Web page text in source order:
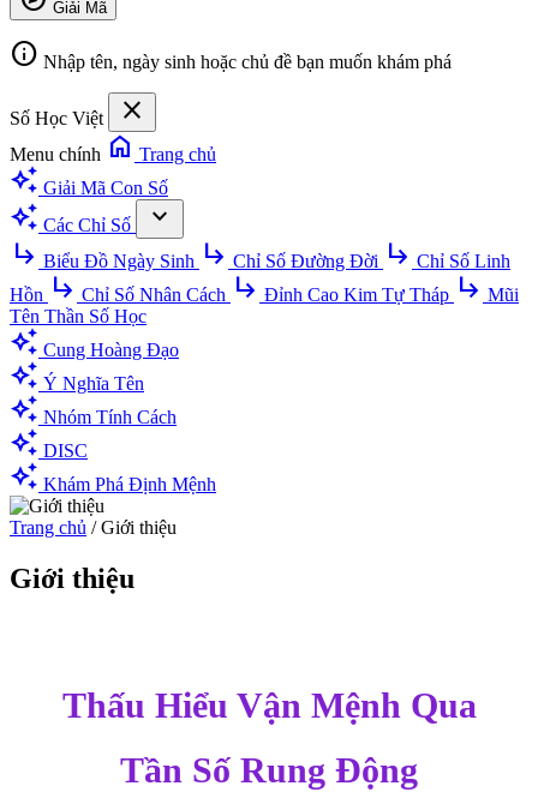
Giải Mã
info Nhập tên, ngày sinh hoặc chủ đề bạn muốn khám phá
Số Học Việt close
Menu chính home Trang chủ
auto_awesome Giải Mã Con Số
auto_awesome Các Chỉ Số
expand_more
subdirectory_arrow_right Biểu Đồ Ngày Sinh subdirectory_arrow_right Chỉ Số Đường Đời subdirectory_arrow_right Chỉ Số Linh
Hồn subdirectory_arrow_right Chỉ Số Nhân Cách subdirectory_arrow_right Đỉnh Cao Kim Tự Tháp subdirectory_arrow_right Mũi
Tên Thần Số Học
auto_awesome Cung Hoàng Đạo
auto_awesome Ý Nghĩa Tên
auto_awesome Nhóm Tính Cách
auto_awesome DISC
auto_awesome Khám Phá Định Mệnh
Trang chủ / Giới thiệu
Giới thiệu
Thấu Hiểu Vận Mệnh Qua
Tần Số Rung Động